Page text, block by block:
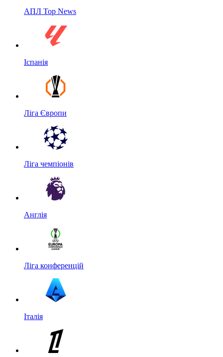
АПЛ Top News
Іспанія
Ліга Європи
Ліга чемпіонів
Англія
Ліга конференцій
Італія